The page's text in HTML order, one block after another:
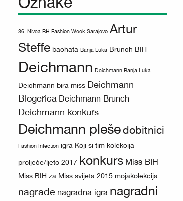
36. Nivea BH Fashion Week Sarajevo Artur
Steffe bachata Banja Luka Brunch BIH
Deichmann Deichmann Banja Luka
Deichmann bira miss Deichmann
Blogerica Deichmann Brunch
Deichmann konkurs
Deichmann plešedobitnici
Fashion Infection igra Koji si tim kolekcija
proljeće/ljeto 2017 konkurs Miss BIH
Miss BIH za Miss svijeta 2015 mojakolekcija
nagrade nagradna igra nagradni